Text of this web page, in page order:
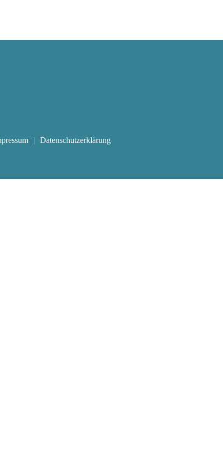
Datenschutzerklärung